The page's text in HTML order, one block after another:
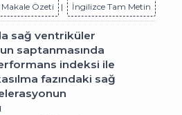
Makale Özeti | İngilizce Tam Metin
sağ ventriküler
saptanmasında
indeksi ile
fazındaki sağ